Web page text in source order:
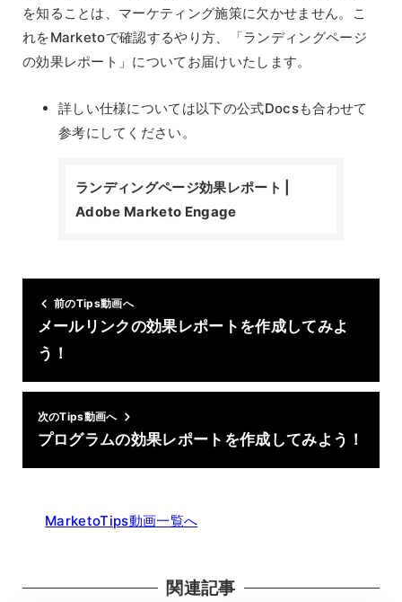
を知ることは、マーケティング施策に欠かせません。こ
れをMarketoで確認するやり方、「ランディングページ
の効果レポート」についてお届けいたします。
詳しい仕様については以下の公式Docsも合わせて
参考にしてください。
ランディングページ効果レポート |
Adobe Marketo Engage
前のTips動画へ
メールリンクの効果レポートを作成してみよ
う！
次のTips動画へ
プログラムの効果レポートを作成してみよう！
MarketoTips動画一覧へ
関連記事